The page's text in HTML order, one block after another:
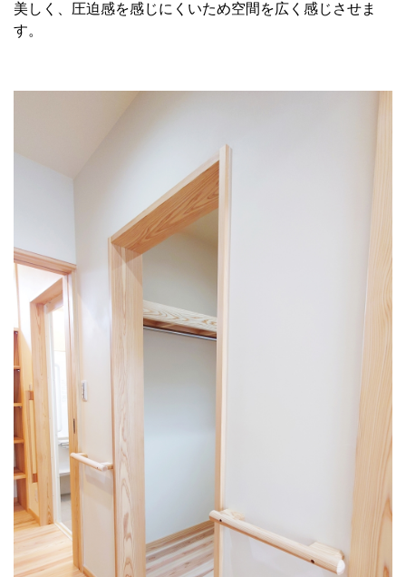
美しく、圧迫感を感じにくいため空間を広く感じさせま
す。